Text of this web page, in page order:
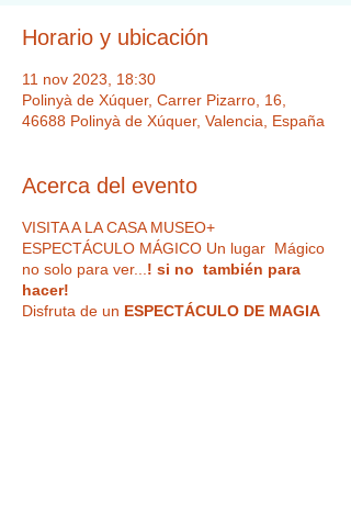
Horario y ubicación
11 nov 2023, 18:30
Polinyà de Xúquer, Carrer Pizarro, 16,
46688 Polinyà de Xúquer, Valencia, España
Acerca del evento
VISITA A LA CASA MUSEO+
ESPECTÁCULO MÁGICO Un lugar Mágico
no solo para ver... ! si no también para
hacer!
Disfruta de un ESPECTÁCULO DE MAGIA